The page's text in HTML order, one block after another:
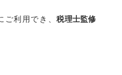
ご利用でき、税理士監修